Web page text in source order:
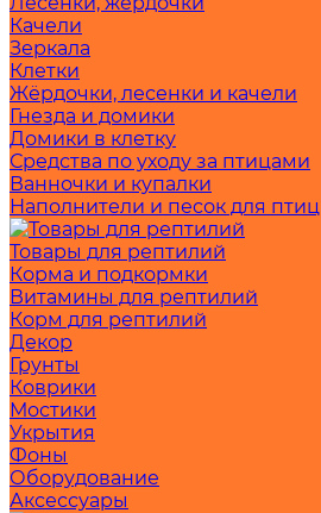
Качели
Зеркала
Клетки
Жёрдочки, лесенки и качели
Гнезда и домики
Домики в клетку
Средства по уходу за птицами
Ванночки и купалки
Наполнители и песок для птиц
Товары для рептилий
Корма и подкормки
Витамины для рептилий
Корм для рептилий
Декор
Грунты
Коврики
Мостики
Укрытия
Фоны
Оборудование
Аксессуары